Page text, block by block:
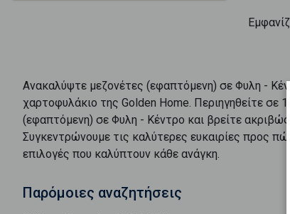
Ανακαλύψτε μεζονέτες (εφαπτόμενη) σε Φυλη -
χαρτοφυλάκιο της Golden Home. Περιηγηθείτε σε 1
(εφαπτόμενη) σε Φυλη - Κέντρο και βρείτε
Συγκεντρώνουμε τις καλύτερες ευκαιρίες προς
επιλογές που καλύπτουν κάθε ανάγκη.
Παρόμοιες αναζητήσεις